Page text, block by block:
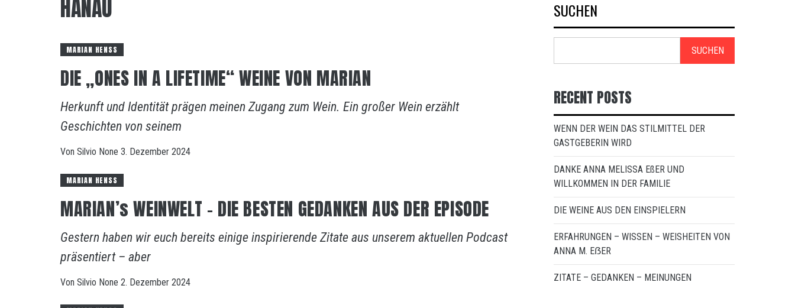
HANAU
MARIAN HENSS
DIE „ONES IN A LIFETIME“ WEINE VON MARIAN
Herkunft und Identität prägen meinen Zugang zum Wein. Ein großer Wein erzählt
Geschichten von seinem
Von Silvio None 3. Dezember 2024
MARIAN HENSS
MARIAN’s WEINWELT – DIE BESTEN GEDANKEN AUS DER EPISODE
Gestern haben wir euch bereits einige inspirierende Zitate aus unserem aktuellen Podcast
präsentiert – aber
Von Silvio None 2. Dezember 2024
SUCHEN
SUCHEN
RECENT POSTS
WENN DER WEIN DAS STILMITTEL DER
GASTGEBERIN WIRD
DANKE ANNA MELISSA EßER UND
WILLKOMMEN IN DER FAMILIE
DIE WEINE AUS DEN EINSPIELERN
ERFAHRUNGEN – WISSEN – WEISHEITEN VON
ANNA M. EẞER
ZITATE – GEDANKEN – MEINUNGEN